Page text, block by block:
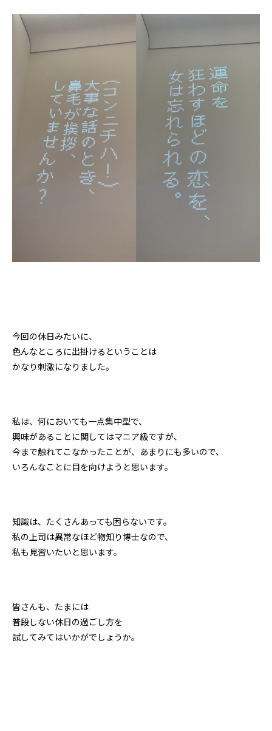
今回の休日みたいに、
色んなところに出掛けるということは
かなり刺激になりました。
私は、何においても一点集中型で、
興味があることに関してはマニア級ですが、
今まで触れてこなかったことが、あまりにも多いので、
いろんなことに目を向けようと思います。
知識は、たくさんあっても困らないです。
私の上司は異常なほど物知り博士なので、
私も見習いたいと思います。
皆さんも、たまには
普段しない休日の過ごし方を
試してみてはいかがでしょうか。